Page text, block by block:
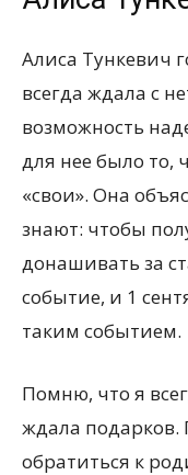
Алиса Тункевич
всегда ждала с
возможность
для нее было то,
«свои». Она
знают: чтобы
донашивать за
событие, и 1
таким событием.
Помню, что я
ждала подарков.
обратиться к